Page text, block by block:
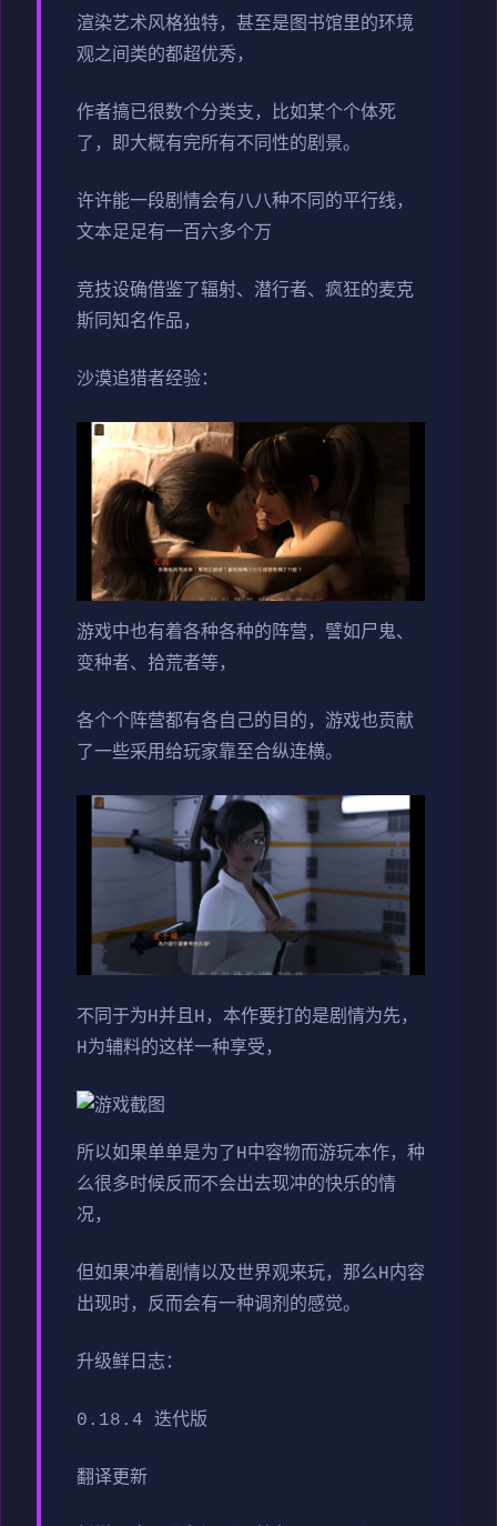
渲染艺术风格独特，甚至是图书馆里的环境
观之间类的都超优秀，
作者搞已很数个分类支，比如某个个体死
了，即大概有完所有不同性的剧景。
许许能一段剧情会有八八种不同的平行线，
文本足足有一百六多个万
竞技设确借鉴了辐射、潜行者、疯狂的麦克
斯同知名作品，
沙漠追猎者经验：
游戏中也有着各种各种的阵营，譬如尸鬼、
变种者、拾荒者等，
各个个阵营都有各自己的目的，游戏也贡献
了一些采用给玩家靠至合纵连横。
不同于为H并且H，本作要打的是剧情为先，
H为辅料的这样一种享受，
所以如果单单是为了H中容物而游玩本作，种
么很多时候反而不会出去现冲的快乐的情
况，
但如果冲着剧情以及世界观来玩，那么H内容
出现时，反而会有一种调剂的感觉。
升级鲜日志：
0.18.4 迭代版
翻译更新